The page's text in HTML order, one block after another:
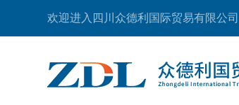
欢迎进入四川众德利国际贸易有限公司